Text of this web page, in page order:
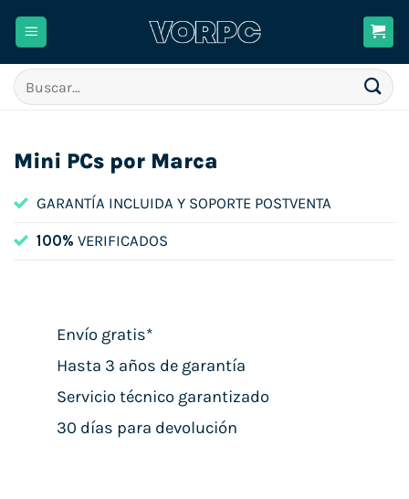
Buscar
por:
Mini PCs por Marca
GARANTÍA INCLUIDA Y SOPORTE POSTVENTA
100% VERIFICADOS
Envío gratis*
Hasta 3 años de garantía
Servicio técnico garantizado
30 días para devolución